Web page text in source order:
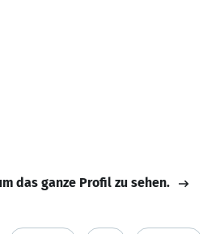
das ganze Profil zu sehen.